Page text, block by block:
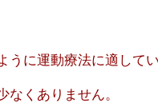
に運動療法に適してい
くありません。